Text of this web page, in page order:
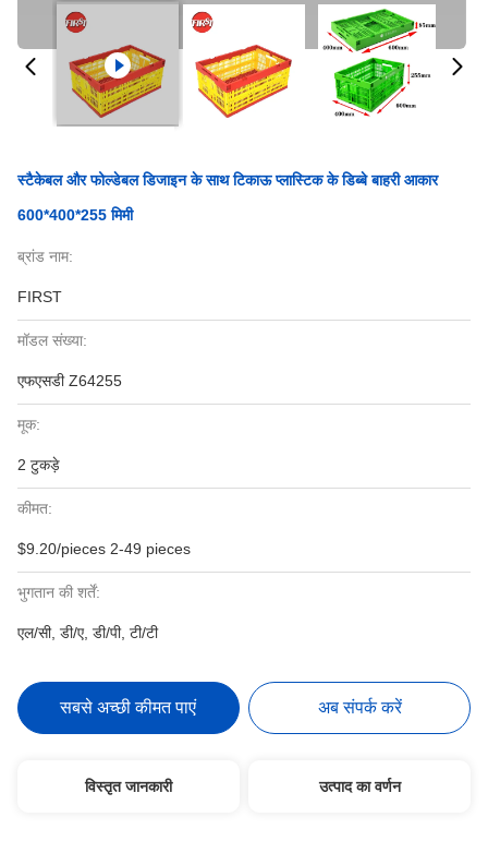
स्टैकेबल और फोल्डेबल डिजाइन के साथ टिकाऊ प्लास्टिक के डिब्बे बाहरी आकार
600*400*255 मिमी
ब्रांड नाम:
FIRST
मॉडल संख्या:
एफएसडी Z64255
मूक:
2 टुकड़े
कीमत:
$9.20/pieces 2-49 pieces
भुगतान की शर्तें:
एल/सी, डी/ए, डी/पी, टी/टी
सबसे अच्छी कीमत पाएं अब संपर्क करें
विस्तृत जानकारी उत्पाद का वर्णन